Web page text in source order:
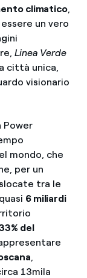
climatico
un vero
Linea Verde
città unica,
visionario
Power
mondo, che
per un
tra le
6 miliardi
del
13mila